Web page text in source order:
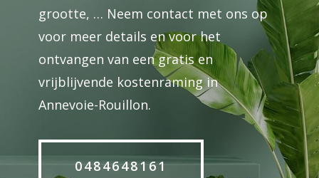
grootte, … Neem contact met ons op
voor meer details en voor het
ontvangen van een gratis en
vrijblijvende kostenraming in
Annevoie-Rouillon.
0484648161